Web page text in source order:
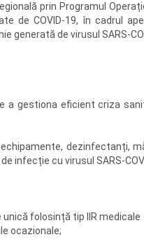
prin Programul
de COVID-19, în cadrul
generată de virusul SARS-
a gestiona eficient criza
dezinfectanți,
infecție cu virusul SARS-
folosință tip IIR medicale
ocazionale;